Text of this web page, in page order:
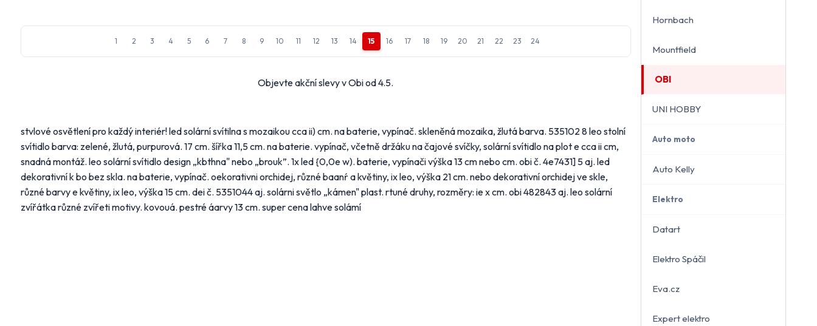
1 2 3 4 5 6 7 8 9 10 11 12 13 14 15 16 17 18 19 20 21 22 23 24
Objevte akční slevy v Obi od 4.5.
stvlové osvětlení pro každý interiér! led solární svítilna s mozaikou cca ii) cm. na baterie, vypínač. skleněná mozaika, žlutá barva. 535102 8 leo stolní
svítidlo barva: zelené, žlutá, purpurová. 17 cm. šířka 11,5 cm. na baterie. vypínač, včetně držáku na čajové svíčky, solární svítidlo na plot e cca ii cm,
snadná montáž. leo solární svítidlo design „kbthna" nebo „brouk”. 1x led {0,0e w). baterie, vypínači výška 13 cm nebo cm. obi č. 4e7431] 5 aj. led
dekorativní k bo bez skla. na baterie, vypínač. oekorativni orchidej, různé baanŕ a květiny, ix leo, výška 21 cm. nebo dekorativní orchidej ve skle,
různé barvy e květiny, ix leo, výška 15 cm. dei č. 5351044 aj. solárni světlo „kámen" plast. rtuné druhy, rozměry: ie x cm. obi 482843 aj. leo solární
zvířátka různé zvířeti motivy. kovouá. pestré áarvy 13 cm. super cena lahve solámí
Hornbach
Mountfield
OBI
UNI HOBBY
Auto moto
Auto Kelly
Elektro
Datart
Elektro Spáčil
Eva.cz
Expert elektro
Vyberte obchody, jejichž letáky chcete dostávat do e-mailu.
Hlavní hypermarkety a supermarkety
Albert BILLA
Makro Norma Penny Market Tesco
Další obchody podle kategorií
Bydlení, zahrada Drogerie, kosmetika
Elektro
Nábytek